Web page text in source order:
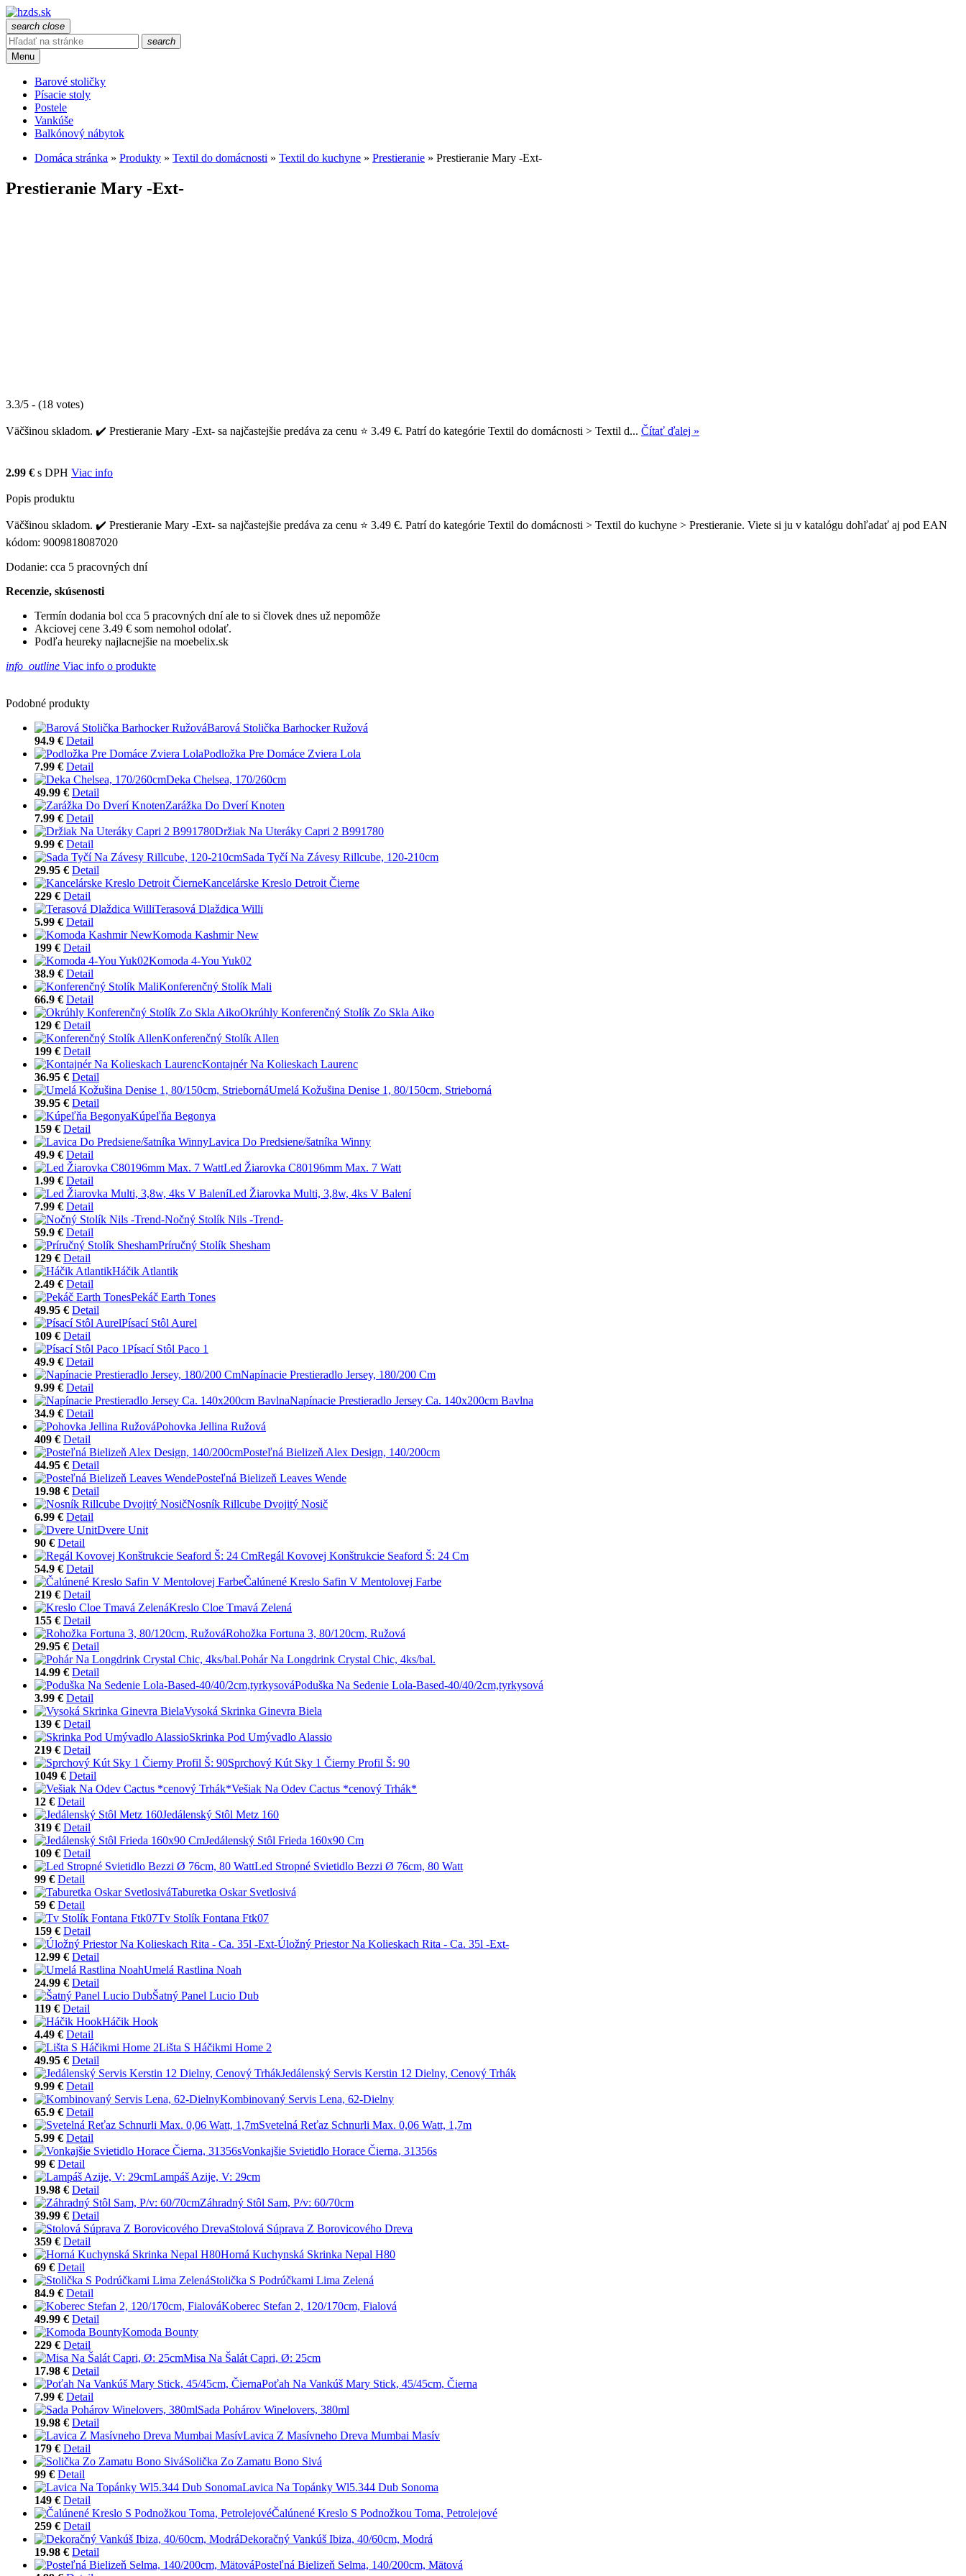
search close
search
Menu
Barové stoličky
Písacie stoly
Postele
Vankúše
Balkónový nábytok
Domáca stránka » Produkty » Textil do domácnosti » Textil do kuchyne » Prestieranie » Prestieranie Mary -Ext-
Prestieranie Mary -Ext-
3.3/5 - (18 votes)
Väčšinou skladom. ✔️ Prestieranie Mary -Ext- sa najčastejšie predáva za cenu ⭐ 3.49 €. Patrí do kategórie Textil do domácnosti > Textil d... Čítať ďalej »
2.99 € s DPH Viac info
Popis produktu
Väčšinou skladom. ✔️ Prestieranie Mary -Ext- sa najčastejšie predáva za cenu ⭐ 3.49 €. Patrí do kategórie Textil do domácnosti > Textil do kuchyne > Prestieranie. Viete si ju v katalógu dohľadať aj pod EAN
kódom: 9009818087020
Dodanie: cca 5 pracovných dní
Recenzie, skúsenosti
Termín dodania bol cca 5 pracovných dní ale to si človek dnes už nepomôže
Akciovej cene 3.49 € som nemohol odolať.
Podľa heureky najlacnejšie na moebelix.sk
info_outline Viac info o produkte
Podobné produkty
Barová Stolička Barhocker Ružová
94.9 € Detail
Podložka Pre Domáce Zviera Lola
7.99 € Detail
Deka Chelsea, 170/260cm
49.99 € Detail
Zarážka Do Dverí Knoten
7.99 € Detail
Držiak Na Uteráky Capri 2 B991780
9.99 € Detail
Sada Tyčí Na Závesy Rillcube, 120-210cm
29.95 € Detail
Kancelárske Kreslo Detroit Čierne
229 € Detail
Terasová Dlaždica Willi
5.99 € Detail
Komoda Kashmir New
199 € Detail
Komoda 4-You Yuk02
38.9 € Detail
Konferenčný Stolík Mali
66.9 € Detail
Okrúhly Konferenčný Stolík Zo Skla Aiko
129 € Detail
Konferenčný Stolík Allen
199 € Detail
Kontajnér Na Kolieskach Laurenc
36.95 € Detail
Umelá Kožušina Denise 1, 80/150cm, Strieborná
39.95 € Detail
Kúpeľňa Begonya
159 € Detail
Lavica Do Predsiene/šatníka Winny
49.9 € Detail
Led Žiarovka C80196mm Max. 7 Watt
1.99 € Detail
Led Žiarovka Multi, 3,8w, 4ks V Balení
7.99 € Detail
Nočný Stolík Nils -Trend-
59.9 € Detail
Príručný Stolík Shesham
129 € Detail
Háčik Atlantik
2.49 € Detail
Pekáč Earth Tones
49.95 € Detail
Písací Stôl Aurel
109 € Detail
Písací Stôl Paco 1
49.9 € Detail
Napínacie Prestieradlo Jersey, 180/200 Cm
9.99 € Detail
Napínacie Prestieradlo Jersey Ca. 140x200cm Bavlna
34.9 € Detail
Pohovka Jellina Ružová
409 € Detail
Posteľná Bielizeň Alex Design, 140/200cm
44.95 € Detail
Posteľná Bielizeň Leaves Wende
19.98 € Detail
Nosník Rillcube Dvojitý Nosič
6.99 € Detail
Dvere Unit
90 € Detail
Regál Kovovej Konštrukcie Seaford Š: 24 Cm
54.9 € Detail
Čalúnené Kreslo Safin V Mentolovej Farbe
219 € Detail
Kreslo Cloe Tmavá Zelená
155 € Detail
Rohožka Fortuna 3, 80/120cm, Ružová
29.95 € Detail
Pohár Na Longdrink Crystal Chic, 4ks/bal.
14.99 € Detail
Poduška Na Sedenie Lola-Based-40/40/2cm,tyrkysová
3.99 € Detail
Vysoká Skrinka Ginevra Biela
139 € Detail
Skrinka Pod Umývadlo Alassio
219 € Detail
Sprchový Kút Sky 1 Čierny Profil Š: 90
1049 € Detail
Vešiak Na Odev Cactus *cenový Trhák*
12 € Detail
Jedálenský Stôl Metz 160
319 € Detail
Jedálenský Stôl Frieda 160x90 Cm
109 € Detail
Led Stropné Svietidlo Bezzi Ø 76cm, 80 Watt
99 € Detail
Taburetka Oskar Svetlosivá
59 € Detail
Tv Stolík Fontana Ftk07
159 € Detail
Úložný Priestor Na Kolieskach Rita - Ca. 35l -Ext-
12.99 € Detail
Umelá Rastlina Noah
24.99 € Detail
Šatný Panel Lucio Dub
119 € Detail
Háčik Hook
4.49 € Detail
Lišta S Háčikmi Home 2
49.95 € Detail
Jedálenský Servis Kerstin 12 Dielny, Cenový Trhák
9.99 € Detail
Kombinovaný Servis Lena, 62-Dielny
65.9 € Detail
Svetelná Reťaz Schnurli Max. 0,06 Watt, 1,7m
5.99 € Detail
Vonkajšie Svietidlo Horace Čierna, 31356s
99 € Detail
Lampáš Azije, V: 29cm
19.98 € Detail
Záhradný Stôl Sam, P/v: 60/70cm
39.99 € Detail
Stolová Súprava Z Borovicového Dreva
359 € Detail
Horná Kuchynská Skrinka Nepal H80
69 € Detail
Stolička S Podrúčkami Lima Zelená
84.9 € Detail
Koberec Stefan 2, 120/170cm, Fialová
49.99 € Detail
Komoda Bounty
229 € Detail
Misa Na Šalát Capri, Ø: 25cm
17.98 € Detail
Poťah Na Vankúš Mary Stick, 45/45cm, Čierna
7.99 € Detail
Sada Pohárov Winelovers, 380ml
19.98 € Detail
Lavica Z Masívneho Dreva Mumbai Masív
179 € Detail
Solička Zo Zamatu Bono Sivá
99 € Detail
Lavica Na Topánky Wl5.344 Dub Sonoma
149 € Detail
Čalúnené Kreslo S Podnožkou Toma, Petrolejové
259 € Detail
Dekoračný Vankúš Ibiza, 40/60cm, Modrá
19.98 € Detail
Posteľná Bielizeň Selma, 140/200cm, Mätová